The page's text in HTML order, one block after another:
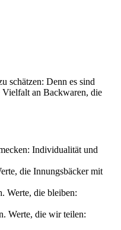
schätzen: Denn es sind
Vielfalt an Backwaren, die
Individualität und
die Innungsbäcker mit
Werte, die bleiben:
Werte, die wir teilen: